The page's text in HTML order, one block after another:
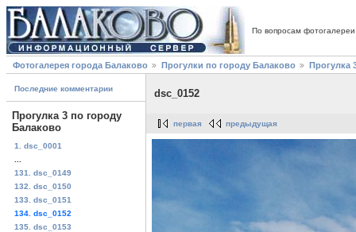
По вопросам
Фотогалерея города Балаково Прогулки по городу Балаково Прогулка
Последние комментарии
Прогулка 3 по городу
Балаково
1. dsc_0001
131. dsc_0149
132. dsc_0150
133. dsc_0151
134. dsc_0152
135. dsc_0153
dsc_0152
первая предыдущая